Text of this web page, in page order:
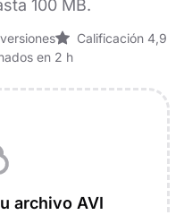
100 MB.
Calificación 4,9
en 2 h
archivo AVI